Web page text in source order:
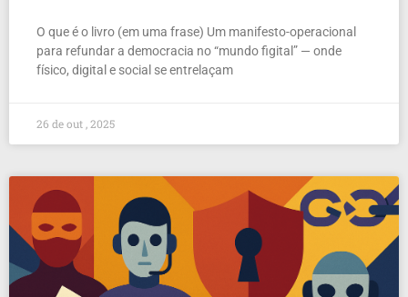
O que é o livro (em uma frase) Um manifesto-operacional
para refundar a democracia no “mundo figital” — onde
físico, digital e social se entrelaçam
26 de out , 2025